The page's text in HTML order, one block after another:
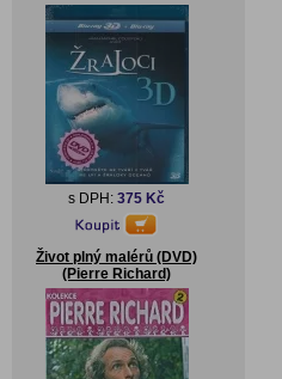
s DPH: 375 Kč
Život plný malérů (DVD)
(Pierre Richard)